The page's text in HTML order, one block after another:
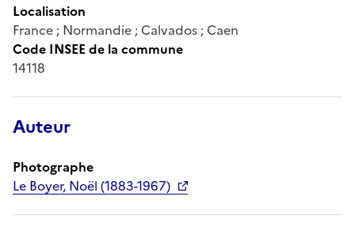
Localisation
France ; Normandie ; Calvados ; Caen
Code INSEE de la commune
14118
Auteur
Photographe
Le Boyer, Noël (1883-1967)